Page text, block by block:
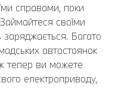
справами, поки
своїми
Багато
автостоянок
тепер ви можете
електроприводу,